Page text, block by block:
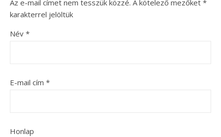
Az e-mail címet nem tesszük közzé. A kötelező mezőket *
karakterrel jelöltük
Név *
E-mail cím *
Honlap